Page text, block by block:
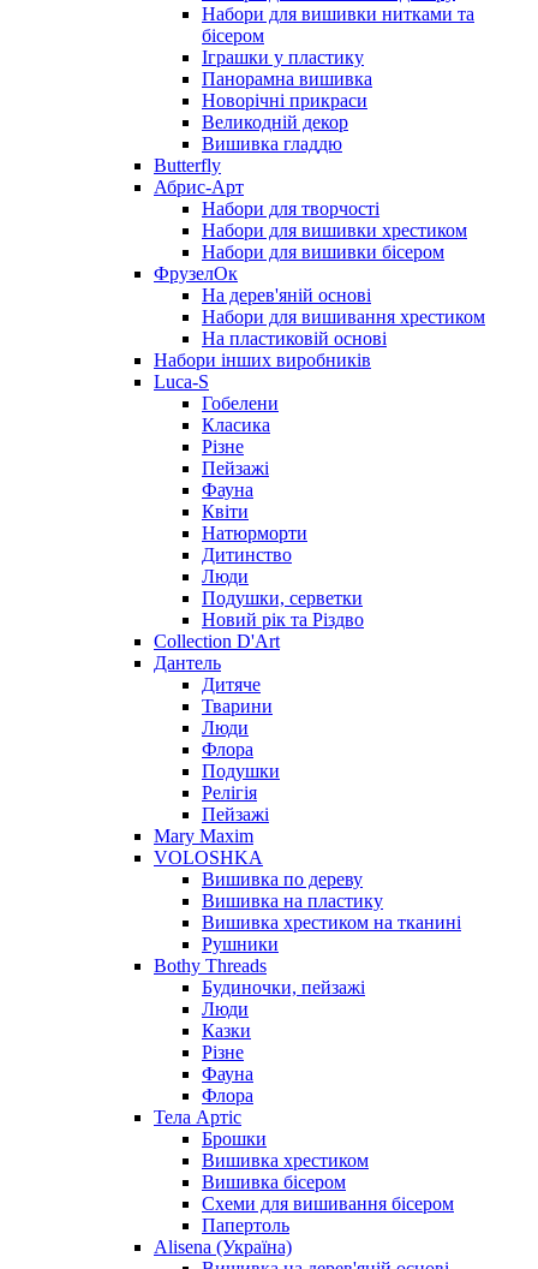
Набори для вишивки нитками та
бісером
Іграшки у пластику
Панорамна вишивка
Новорічні прикраси
Великодній декор
Вишивка гладдю
Butterfly
Абрис-Арт
Набори для творчості
Набори для вишивки хрестиком
Набори для вишивки бісером
ФрузелОк
На дерев'яній основі
Набори для вишивання хрестиком
На пластиковій основі
Набори інших виробників
Luca-S
Гобелени
Класика
Різне
Пейзажі
Фауна
Квіти
Натюрморти
Дитинство
Люди
Подушки, серветки
Новий рік та Різдво
Collection D'Art
Дантель
Дитяче
Тварини
Люди
Флора
Подушки
Релігія
Пейзажі
Mary Maxim
VOLOSHKA
Вишивка по дереву
Вишивка на пластику
Вишивка хрестиком на тканині
Рушники
Bothy Threads
Будиночки, пейзажі
Люди
Казки
Різне
Фауна
Флора
Тела Артіс
Брошки
Вишивка хрестиком
Вишивка бісером
Схеми для вишивання бісером
Папертоль
Alisena (Україна)